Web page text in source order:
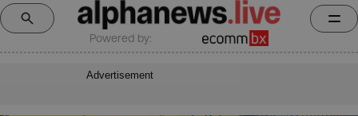
Powered by:
Advertisement